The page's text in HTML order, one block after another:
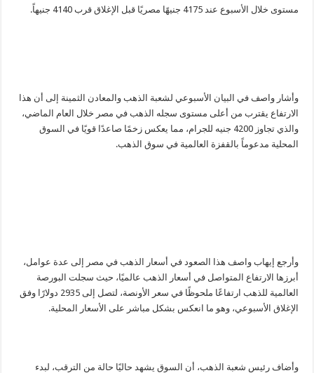
مستوى خلال الأسبوع عند 4175 جنيهًا مصريًا قبل الإغلاق قرب 4140 جنيهاً.
وأشار واصف في البيان الأسبوعي لشعبة الذهب والمعادن الثمينة إلى أن هذا
الارتفاع يقترب من أعلى مستوى سجله الذهب في مصر خلال العام الماضي،
والذي تجاوز 4200 جنيه للجرام، مما يعكس زخمًا صاعدًا قويًا في السوق
المحلية مدعوماً بالقفزة العالمية في سوق الذهب.
وأرجع إيهاب واصف هذا الصعود في أسعار الذهب في مصر إلى عدة عوامل،
أبرزها الارتفاع المتواصل في أسعار الذهب عالميًا، حيث سجلت البورصة
العالمية للذهب ارتفاعًا ملحوظًا في سعر الأونصة، لتصل إلى 2935 دولارًا وفق
الإغلاق الأسبوعي، وهو ما انعكس بشكل مباشر على الأسعار المحلية.
وأضاف رئيس شعبة الذهب، أن السوق يشهد حاليًا حالة من الترقب، لبدء